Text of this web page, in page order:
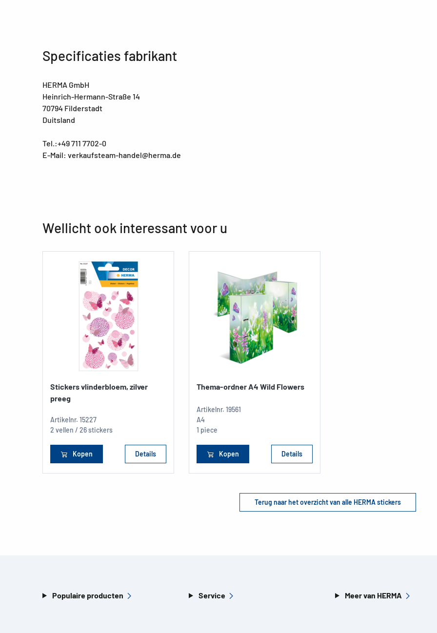
Specificaties fabrikant
HERMA GmbH
Heinrich-Hermann-Straße 14
70794 Filderstadt
Duitsland
Tel.:+49 711 7702-0
E-Mail: verkaufsteam-handel@herma.de
Wellicht ook interessant voor u
Stickers vlinderbloem, zilver
preeg
Artikelnr. 15227
2 vellen / 26 stickers
Kopen Details
Thema-ordner A4 Wild Flowers
Artikelnr. 19561
A4
1 piece
Kopen Details
Terug naar het overzicht van alle HERMA stickers
Populaire producten Service Meer van HERMA